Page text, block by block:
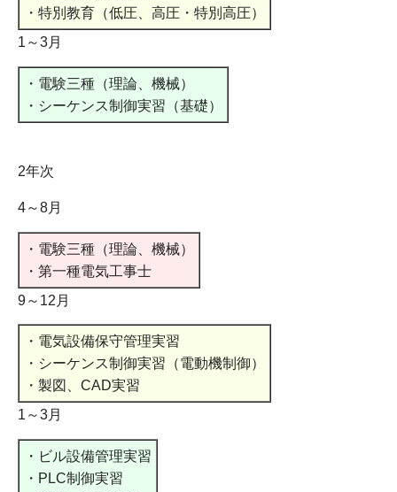
・特別教育（低圧、高圧・特別高圧）
1～3月
・電験三種（理論、機械）
・シーケンス制御実習（基礎）
2年次
4～8月
・電験三種（理論、機械）
・第一種電気工事士
9～12月
・電気設備保守管理実習
・シーケンス制御実習（電動機制御）
・製図、CAD実習
1～3月
・ビル設備管理実習
・PLC制御実習